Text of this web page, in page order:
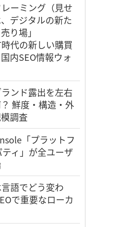
ーミング（見せ
デジタルの新た
り場」
代の新しい購買
内SEO情報ウォ
ンド露出を左右
鮮度・構造・外
調査
「プラットフ
ィ」が全ユーザ
語でどう変わ
で重要なローカ